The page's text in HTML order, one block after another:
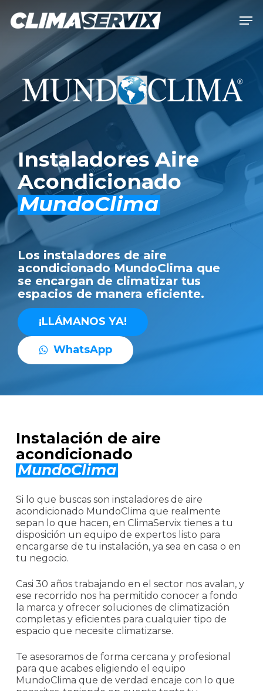
content
Instaladores Aire
Acondicionado
MundoClima
Los instaladores de aire
acondicionado MundoClima que
se encargan de climatizar tus
espacios de manera eficiente.
¡LLÁMANOS YA!
WhatsApp
Instalación de aire
acondicionado
MundoClima
Si lo que buscas son instaladores de aire
acondicionado MundoClima que realmente
sepan lo que hacen, en ClimaServix tienes a tu
disposición un equipo de expertos listo para
encargarse de tu instalación, ya sea en casa o en
tu negocio.
Casi 30 años trabajando en el sector nos avalan, y
ese recorrido nos ha permitido conocer a fondo
la marca y ofrecer soluciones de climatización
completas y eficientes para cualquier tipo de
espacio que necesite climatizarse.
Te asesoramos de forma cercana y profesional
para que acabes eligiendo el equipo
MundoClima que de verdad encaje con lo que
Close
Menu